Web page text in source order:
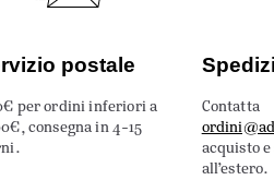
postale
per ordini inferiori a
consegna in 4-15
Contatta
acquisto
all’estero.